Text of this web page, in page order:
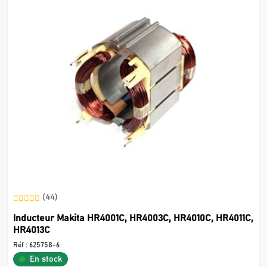
(44)
Inducteur Makita HR4001C, HR4003C, HR4010C, HR4011C,
HR4013C
Réf : 625758-6
En stock